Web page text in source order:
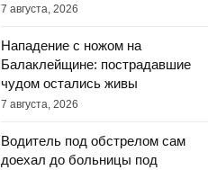
7 августа, 2026
Нападение с ножом на
Балаклейщине: пострадавшие
чудом остались живы
7 августа, 2026
Водитель под обстрелом сам
доехал до больницы под